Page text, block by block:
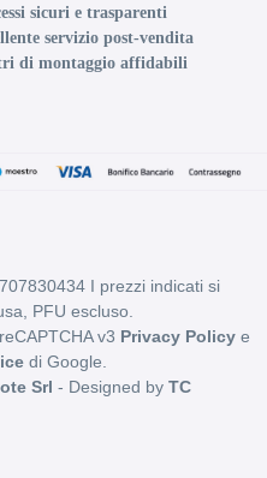
sicuri e trasparenti
servizio post-vendita
di montaggio affidabili
I prezzi indicati si
PFU escluso.
v3 Privacy Policy e
di Google.
Srl - Designed by TC